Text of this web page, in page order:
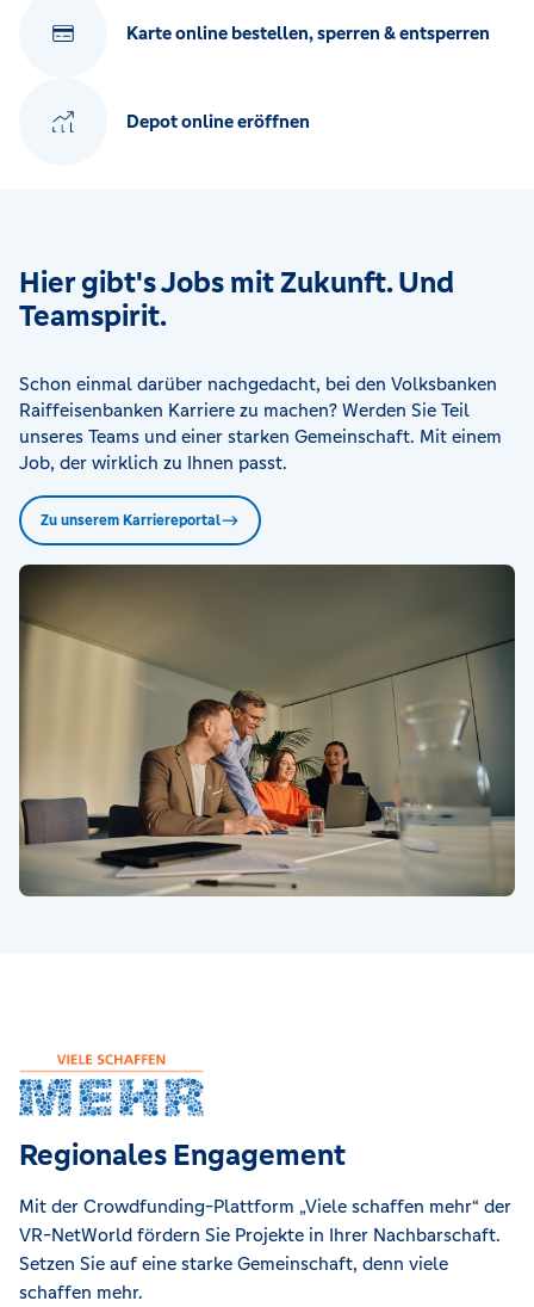
Karte online bestellen, sperren & entsperren
Depot online eröffnen
Hier gibt's Jobs mit Zukunft. Und
Teamspirit.
Schon einmal darüber nachgedacht, bei den Volksbanken
Raiffeisenbanken Karriere zu machen? Werden Sie Teil
unseres Teams und einer starken Gemeinschaft. Mit einem
Job, der wirklich zu Ihnen passt.
Zu unserem Karriereportal
Regionales Engagement
Mit der Crowdfunding-Plattform „Viele schaffen mehr“ der
VR-NetWorld fördern Sie Projekte in Ihrer Nachbarschaft.
Setzen Sie auf eine starke Gemeinschaft, denn viele
schaffen mehr.